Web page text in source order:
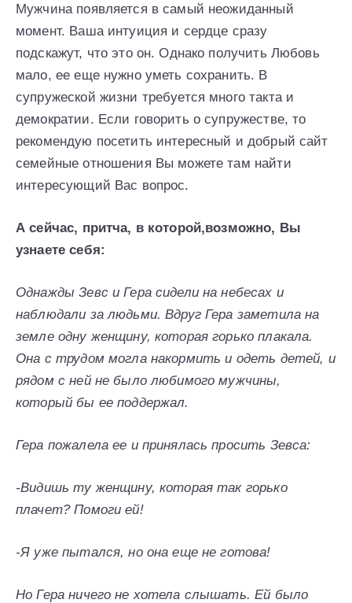
Мужчина появляется в самый неожиданный
момент. Ваша интуиция и сердце сразу
подскажут, что это он. Однако получить Любовь
мало, ее еще нужно уметь сохранить. В
супружеской жизни требуется много такта и
демократии. Если говорить о супружестве, то
рекомендую посетить интересный и добрый сайт
семейные отношения Вы можете там найти
интересующий Вас вопрос.
А сейчас, притча, в которой,возможно, Вы
узнаете себя:
Однажды Зевс и Гера сидели на небесах и
наблюдали за людьми. Вдруг Гера заметила на
земле одну женщину, которая горько плакала.
Она с трудом могла накормить и одеть детей, и
рядом с ней не было любимого мужчины,
который бы ее поддержал.
Гера пожалела ее и принялась просить Зевса:
-Видишь ту женщину, которая так горько
плачет? Помоги ей!
-Я уже пытался, но она еще не готова!
Но Гера ничего не хотела слышать. Ей было